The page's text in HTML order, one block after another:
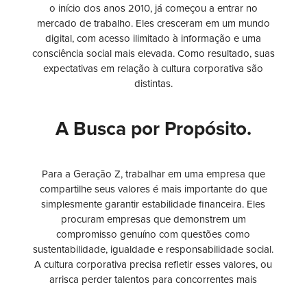
o início dos anos 2010, já começou a entrar no
mercado de trabalho. Eles cresceram em um mundo
digital, com acesso ilimitado à informação e uma
consciência social mais elevada. Como resultado, suas
expectativas em relação à cultura corporativa são
distintas.
A Busca por Propósito.
Para a Geração Z, trabalhar em uma empresa que
compartilhe seus valores é mais importante do que
simplesmente garantir estabilidade financeira. Eles
procuram empresas que demonstrem um
compromisso genuíno com questões como
sustentabilidade, igualdade e responsabilidade social.
A cultura corporativa precisa refletir esses valores, ou
arrisca perder talentos para concorrentes mais